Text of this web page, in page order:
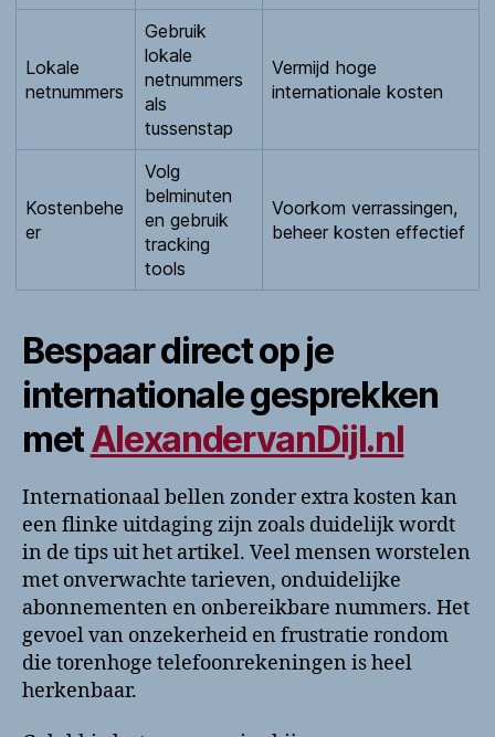
Lokale
netnummers
Gebruik
lokale
netnummers
als
tussenstap
Vermijd hoge
internationale kosten
Kostenbehe
er
Volg
belminuten
en gebruik
tracking
tools
Voorkom verrassingen,
beheer kosten effectief
Bespaar direct op je
internationale gesprekken
metAlexandervanDijl.nl
Internationaal bellen zonder extra kosten kan
een flinke uitdaging zijn zoals duidelijk wordt
in de tips uit het artikel. Veel mensen worstelen
met onverwachte tarieven, onduidelijke
abonnementen en onbereikbare nummers. Het
gevoel van onzekerheid en frustratie rondom
die torenhoge telefoonrekeningen is heel
herkenbaar.